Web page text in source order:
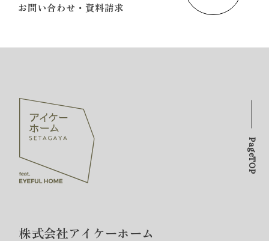
お問い合わせ・資料請求
株式会社アイケーホーム
PageTOP